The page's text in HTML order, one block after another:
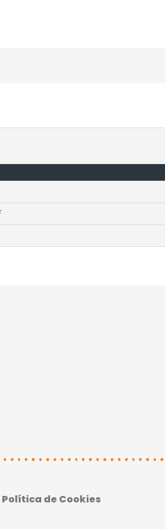
Política de Cookies